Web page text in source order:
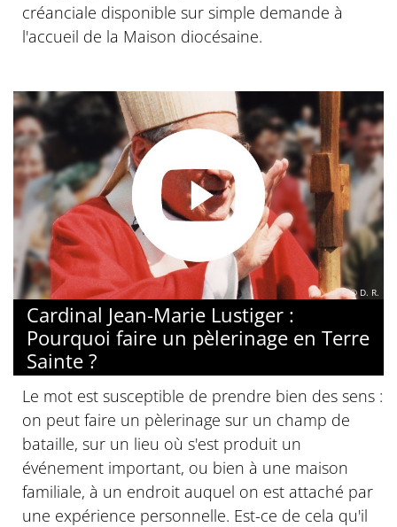
créanciale disponible sur simple demande à
l'accueil de la Maison diocésaine.
© D. R.
Cardinal Jean-Marie Lustiger :
Pourquoi faire un pèlerinage en Terre
Sainte ?
Le mot est susceptible de prendre bien des sens :
on peut faire un pèlerinage sur un champ de
bataille, sur un lieu où s'est produit un
événement important, ou bien à une maison
familiale, à un endroit auquel on est attaché par
une expérience personnelle. Est-ce de cela qu'il